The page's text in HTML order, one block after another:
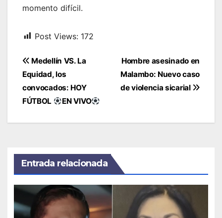
momento difícil.
Post Views: 172
Navegación
de
entradas
Hombre asesinado en
Malambo: Nuevo caso
de violencia sicarial
Medellín VS. La
Equidad, los
convocados: HOY
FÚTBOL
EN VIVO
Entrada relacionada